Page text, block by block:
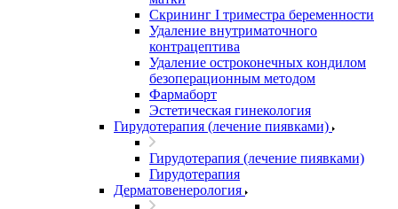
Скрининг I триместра беременности
Удаление внутриматочного
контрацептива
Удаление остроконечных кондилом
безоперационным методом
Фармаборт
Эстетическая гинекология
Гирудотерапия (лечение пиявками)
Гирудотерапия (лечение пиявками)
Гирудотерапия
Дерматовенерология